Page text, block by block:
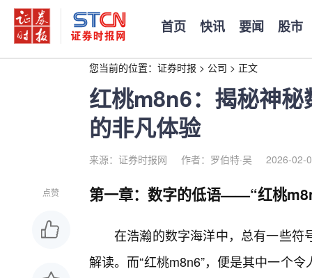
首页 快讯 要闻 股市
您当前的位置： 证券时报 > 公司 > 正文
红桃m8n6：揭秘神
的非凡体验
来源：证券时报网 作者：罗伯特·吴 2026-02-
点赞 第一章：数字的低语——“红桃
在浩瀚的数字海洋中，总有一些符
解读。而“红桃m8n6”，便是其中一个